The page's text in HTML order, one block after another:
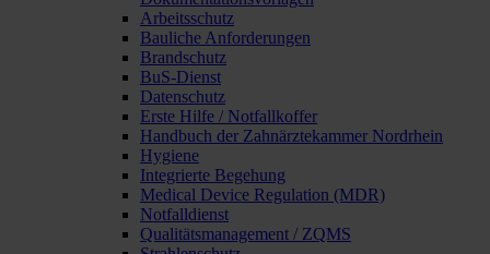
Arbeitsschutz
Bauliche Anforderungen
Brandschutz
BuS-Dienst
Datenschutz
Erste Hilfe / Notfallkoffer
Handbuch der Zahnärztekammer Nordrhein
Hygiene
Integrierte Begehung
Medical Device Regulation (MDR)
Notfalldienst
Qualitätsmanagement / ZQMS